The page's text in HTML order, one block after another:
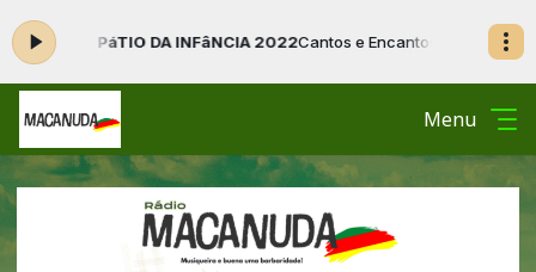
DA INFâNCIA 2022Cantos e Encantos do Sul das 00:01 às
Menu